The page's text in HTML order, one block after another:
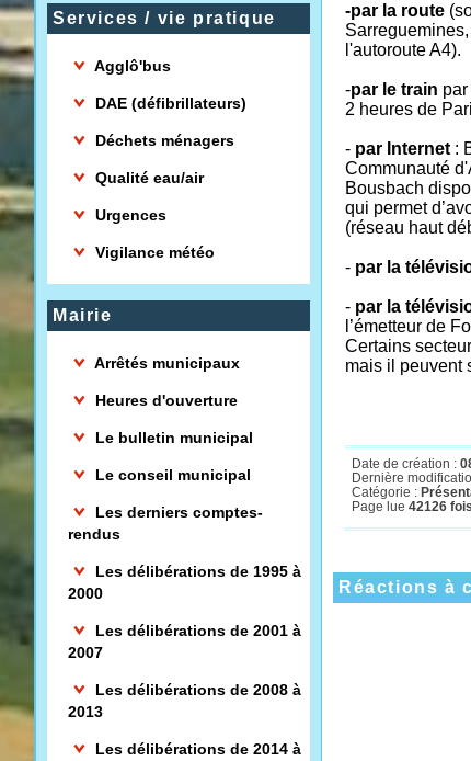
Services / vie pratique
Agglô'bus
DAE (défibrillateurs)
Déchets ménagers
Qualité eau/air
Urgences
Vigilance météo
Mairie
Arrêtés municipaux
Heures d'ouverture
Le bulletin municipal
Le conseil municipal
Les derniers comptes-
rendus
Les délibérations de 1995 à
2000
Les délibérations de 2001 à
2007
Les délibérations de 2008 à
2013
Les délibérations de 2014 à
-par la route
l'autoroute A4).
-par le train
2 heures de
- par Internet :
Communauté
Bousbach
qui permet
(réseau haut
- par la
- par la
l’émetteur de
Certains
mais il peuvent
Date de création :
Dernière
Catégorie :
Page lue 42126 fois
Réactions à